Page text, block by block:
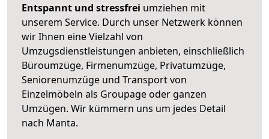
Entspannt und stressfrei umziehen mit
unserem Service. Durch unser Netzwerk können
wir Ihnen eine Vielzahl von
Umzugsdienstleistungen anbieten, einschließlich
Büroumzüge, Firmenumzüge, Privatumzüge,
Seniorenumzüge und Transport von
Einzelmöbeln als Groupage oder ganzen
Umzügen. Wir kümmern uns um jedes Detail
nach Manta.